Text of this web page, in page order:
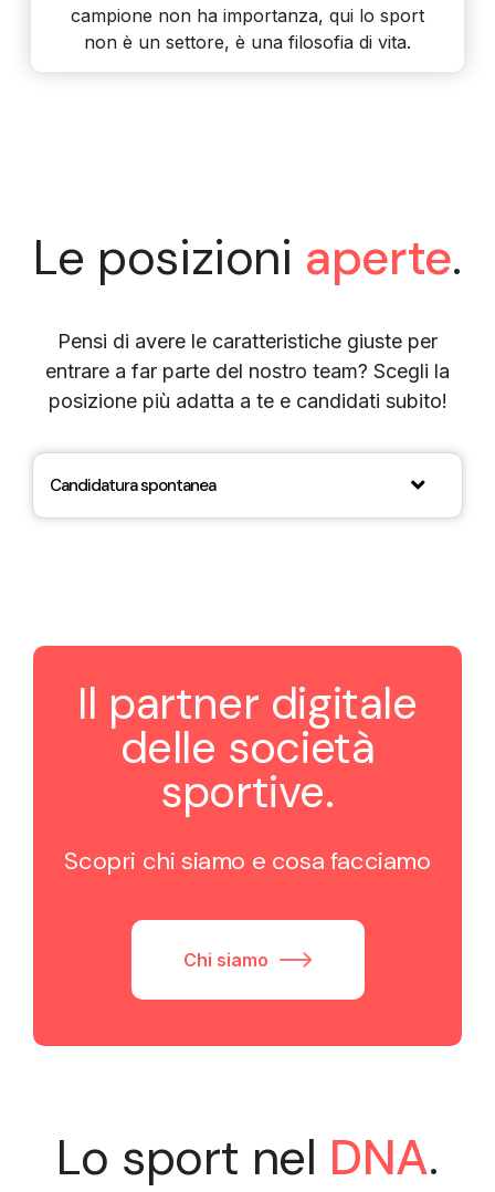
campione non ha importanza, qui lo sport
non è un settore, è una filosofia di vita.
Le posizioni aperte.
Pensi di avere le caratteristiche giuste per
entrare a far parte del nostro team? Scegli la
posizione più adatta a te e candidati subito!
Candidatura spontanea
Il partner digitale
delle società
sportive.
Scopri chi siamo e cosa facciamo
Chi siamo
Lo sport nel DNA.